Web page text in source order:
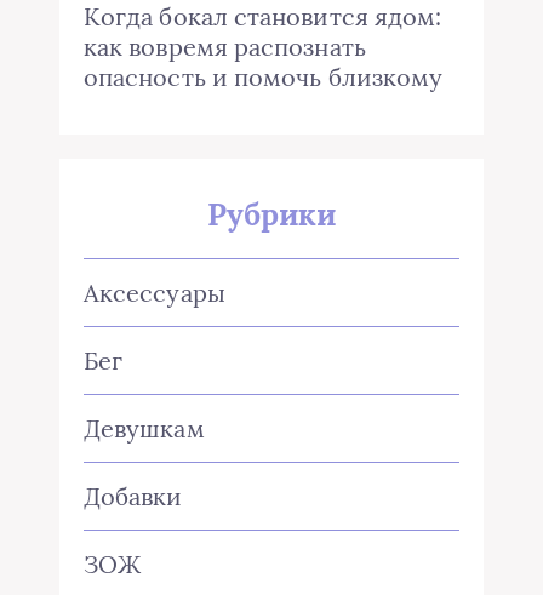
Когда бокал становится ядом:
как вовремя распознать
опасность и помочь близкому
Рубрики
Аксессуары
Бег
Девушкам
Добавки
ЗОЖ